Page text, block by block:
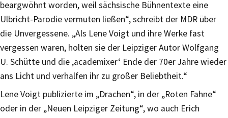
beargwöhnt worden, weil sächsische Bühnentexte eine
Ulbricht-Parodie vermuten ließen“, schreibt der MDR über
die Unvergessene. „Als Lene Voigt und ihre Werke fast
vergessen waren, holten sie der Leipziger Autor Wolfgang
U. Schütte und die ‚academixer‘ Ende der 70er Jahre wieder
ans Licht und verhalfen ihr zu großer Beliebtheit.“
Lene Voigt publizierte im „Drachen“, in der „Roten Fahne“
oder in der „Neuen Leipziger Zeitung“, wo auch Erich